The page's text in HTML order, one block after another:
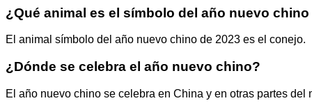
¿Qué animal es el símbolo del año nuevo chino
El animal símbolo del año nuevo chino de 2023 es el conejo.
¿Dónde se celebra el año nuevo chino?
El año nuevo chino se celebra en China y en otras partes